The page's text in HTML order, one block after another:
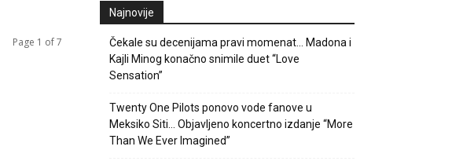
Page 1 of 7
Najnovije
Čekale su decenijama pravi momenat… Madona i
Kajli Minog konačno snimile duet “Love
Sensation”
Twenty One Pilots ponovo vode fanove u
Meksiko Siti… Objavljeno koncertno izdanje “More
Than We Ever Imagined”